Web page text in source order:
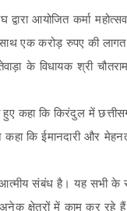
आयोजित कर्मा
एक करोड़ रुपए की
के विधायक श्री
हुए कहा कि किरंदुल में
कि ईमानदारी और
संबंध है। यह सभी
क्षेत्रों में काम कर रहे